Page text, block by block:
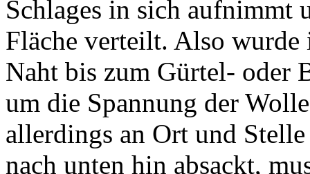
Schlages in sich aufnimmt
Fläche verteilt. Also wurde
Naht bis zum Gürtel- oder
um die Spannung der
allerdings an Ort und
nach unten hin absackt,